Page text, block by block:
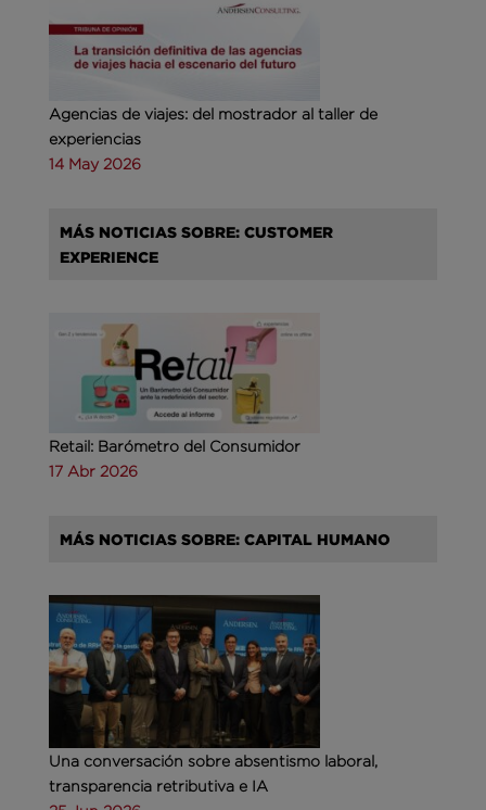
Agencias de viajes: del mostrador al taller de
experiencias
14 May 2026
MÁS NOTICIAS SOBRE: CUSTOMER
EXPERIENCE
Retail: Barómetro del Consumidor
17 Abr 2026
MÁS NOTICIAS SOBRE: CAPITAL HUMANO
Una conversación sobre absentismo laboral,
transparencia retributiva e IA